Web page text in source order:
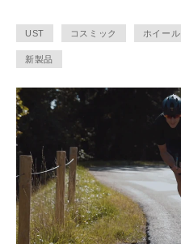
UST コスミック ホイール
新製品